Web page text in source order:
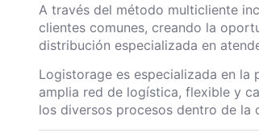
A través del método multicliente
clientes comunes, creando la
distribución especializada en
Logistorage es especializada en la
amplia red de logística, flexible y
los diversos procesos dentro de la